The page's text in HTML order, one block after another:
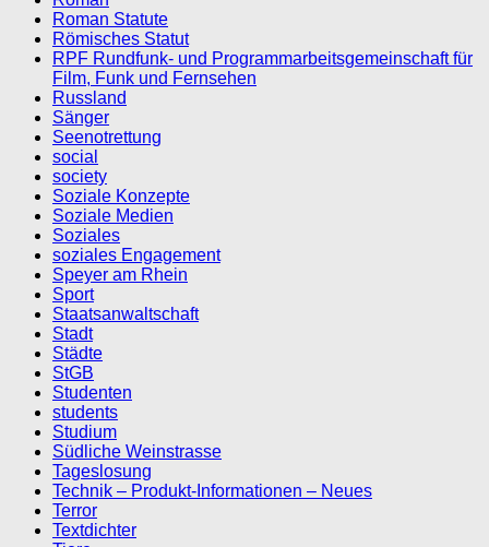
Roman Statute
Römisches Statut
RPF Rundfunk- und Programmarbeitsgemeinschaft für
Film, Funk und Fernsehen
Russland
Sänger
Seenotrettung
social
society
Soziale Konzepte
Soziale Medien
Soziales
soziales Engagement
Speyer am Rhein
Sport
Staatsanwaltschaft
Stadt
Städte
StGB
Studenten
students
Studium
Südliche Weinstrasse
Tageslosung
Technik – Produkt-Informationen – Neues
Terror
Textdichter